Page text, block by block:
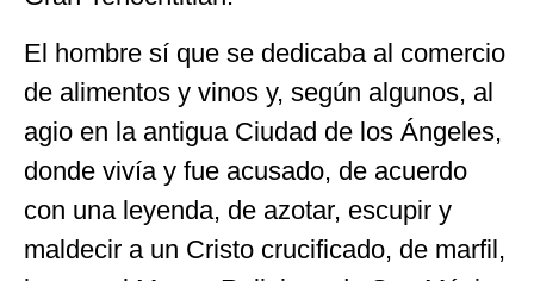
El hombre sí que se dedicaba al comercio
de alimentos y vinos y, según algunos, al
agio en la antigua Ciudad de los Ángeles,
donde vivía y fue acusado, de acuerdo
con una leyenda, de azotar, escupir y
maldecir a un Cristo crucificado, de marfil,